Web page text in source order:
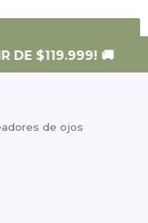
DE $119.999! 🚚
de ojos